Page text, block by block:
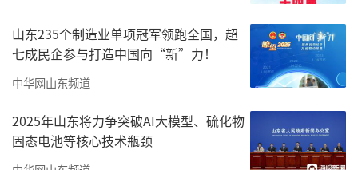
味，通篇草法恪守规范，用字严谨准确，不会
出现草法错讹。长年稳定创作也带来细微局
限，部分高频用字结体趋于固化，细节形变空
间仍可继续打磨。
章法排布贴合传统书写逻辑，以诗文篇幅
作为布白依据。长条幅字距行距松紧穿插，密
山东235个制造业单项冠军领跑全国，超
七成民企参与打造中国向“新”力！
中华网山东频道
2025年山东将力争突破AI大模型、硫化物
固态电池等核心技术瓶颈